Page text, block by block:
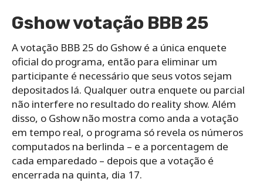
Gshow votação BBB 25
A votação BBB 25 do Gshow é a única enquete
oficial do programa, então para eliminar um
participante é necessário que seus votos sejam
depositados lá. Qualquer outra enquete ou parcial
não interfere no resultado do reality show. Além
disso, o Gshow não mostra como anda a votação
em tempo real, o programa só revela os números
computados na berlinda – e a porcentagem de
cada emparedado – depois que a votação é
encerrada na quinta, dia 17.